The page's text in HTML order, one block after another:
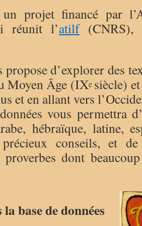
projet financé par
réunit l’atilf
d’explorer des
Moyen Âge (IXe siècle)
et en allant vers
vous permettra
hébraïque, latine,
conseils, et de
proverbes dont
base de données